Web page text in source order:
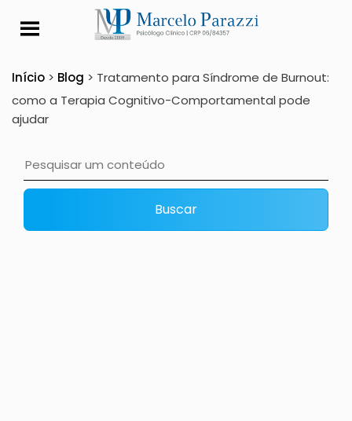
Tratamento para
Início > Blog > Tratamento para Síndrome de Burnout:
como a Terapia Cognitivo-Comportamental pode
ajudar
Buscar